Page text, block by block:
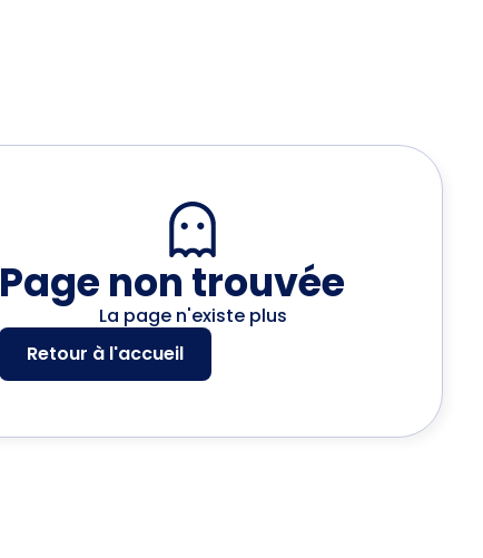
Page non trouvée
La page n'existe plus
Retour à l'accueil